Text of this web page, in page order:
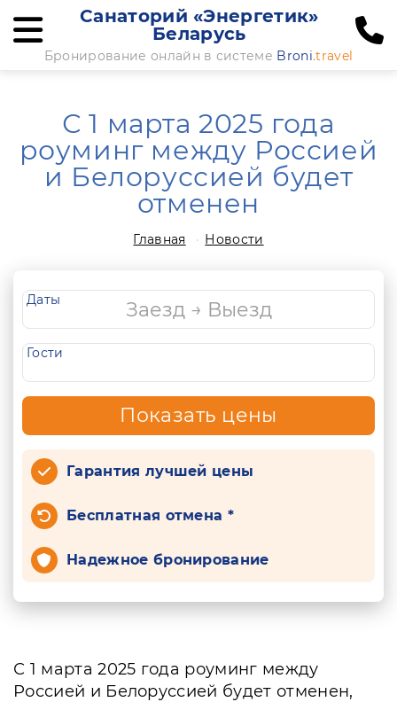
Санаторий «Энергетик»
Беларусь
Бронирование онлайн в системе Broni.travel
С 1 марта 2025 года
роуминг между Россией
и Белоруссией будет
отменен
Главная Новости
Даты
Гости
Показать цены
Гарантия лучшей цены
Бесплатная отмена *
Надежное бронирование
С 1 марта 2025 года роуминг между
Россией и Белоруссией будет отменен,